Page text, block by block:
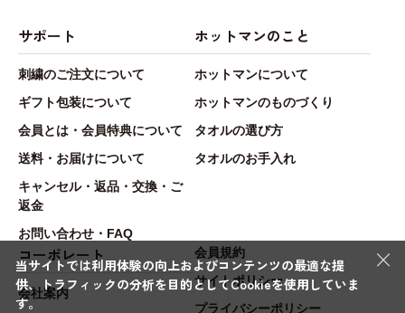
サポート
刺繍のご注文について
ギフト包装について
会員とは・会員特典について
送料・お届けについて
キャンセル・返品・交換・ご
返金
お問い合わせ・FAQ
ホットマンのこと
ホットマンについて
ホットマンのものづくり
タオルの選び方
タオルのお手入れ
コーポレート
会社案内
会員規約
サイトポリシー
プライバシーポリシー
×
当サイトでは利用体験の向上およびコンテンツの最適な提
供、トラフィックの分析を目的としてCookieを使用していま
す。